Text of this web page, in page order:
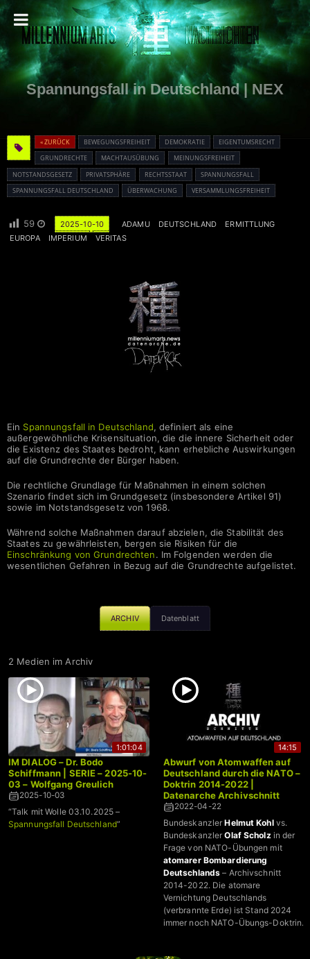
Spannungsfall in Deutschland | NEX
« ZURÜCK BEWEGUNGSFREIHEIT DEMOKRATIE
EIGENTUMSRECHT
GRUNDRECHTE
MACHTAUSÜBUNG
MEINUNGSFREIHEIT
NOTSTANDSGESETZ
PRIVATSPHÄRE RECHTSSTAAT
SPANNUNGSFALL
SPANNUNGSFALL DEUTSCHLAND
ÜBERWACHUNG VERSAMMLUNGSFREIHEIT
59 2025-10-10 ADAMU DEUTSCHLAND
ERMITTLUNG
EUROPA
IMPERIUM VERITAS
Ein Spannungsfall in Deutschland, definiert als eine
außergewöhnliche Krisensituation, die die innere Sicherheit oder
die Existenz des Staates bedroht, kann erhebliche Auswirkungen
auf die Grundrechte der Bürger haben.
Die rechtliche Grundlage für Maßnahmen in einem solchen
Szenario findet sich im Grundgesetz (insbesondere Artikel 91)
sowie im Notstandsgesetz von 1968.
Während solche Maßnahmen darauf abzielen, die Stabilität des
Staates zu gewährleisten, bergen sie Risiken für die
Einschränkung von Grundrechten. Im Folgenden werden die
wesentlichen Gefahren in Bezug auf die Grundrechte aufgelistet.
ARCHIV Datenblatt
2 Medien im Archiv
1:01:04
IM DIALOG – Dr. Bodo
Schiffmann | SERIE – 2025-10-
03 – Wolfgang Greulich
2025-10-03
“Talk mit Wolle 03.10.2025 –
Spannungsfall Deutschland”
14:15
Abwurf von Atomwaffen auf
Deutschland durch die NATO –
Doktrin 2014-2022 |
Datenarche Archivschnitt
2022-04-22
BundeskanzlerHelmut Kohlvs.
BundeskanzlerOlaf Scholzin der
Frage von NATO-Übungen mit
atomarer Bombardierung
Deutschlands – Archivschnitt
2014-2022. Die atomare
Vernichtung Deutschlands
(verbrannte Erde) ist Stand 2024
immer noch NATO-Übungs-Doktrin.